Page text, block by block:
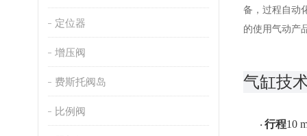
定位器
增压阀
费斯托阀岛
比例阀
备，过程自动
的使用气动产
气缸技
· 行程10